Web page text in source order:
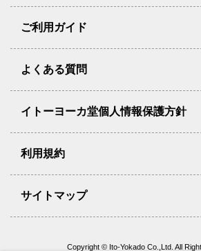
ご利用ガイド
よくある質問
イトーヨーカ堂個人情報保護方針
利用規約
サイトマップ
Copyright © Ito-Yokado Co.,Ltd. All